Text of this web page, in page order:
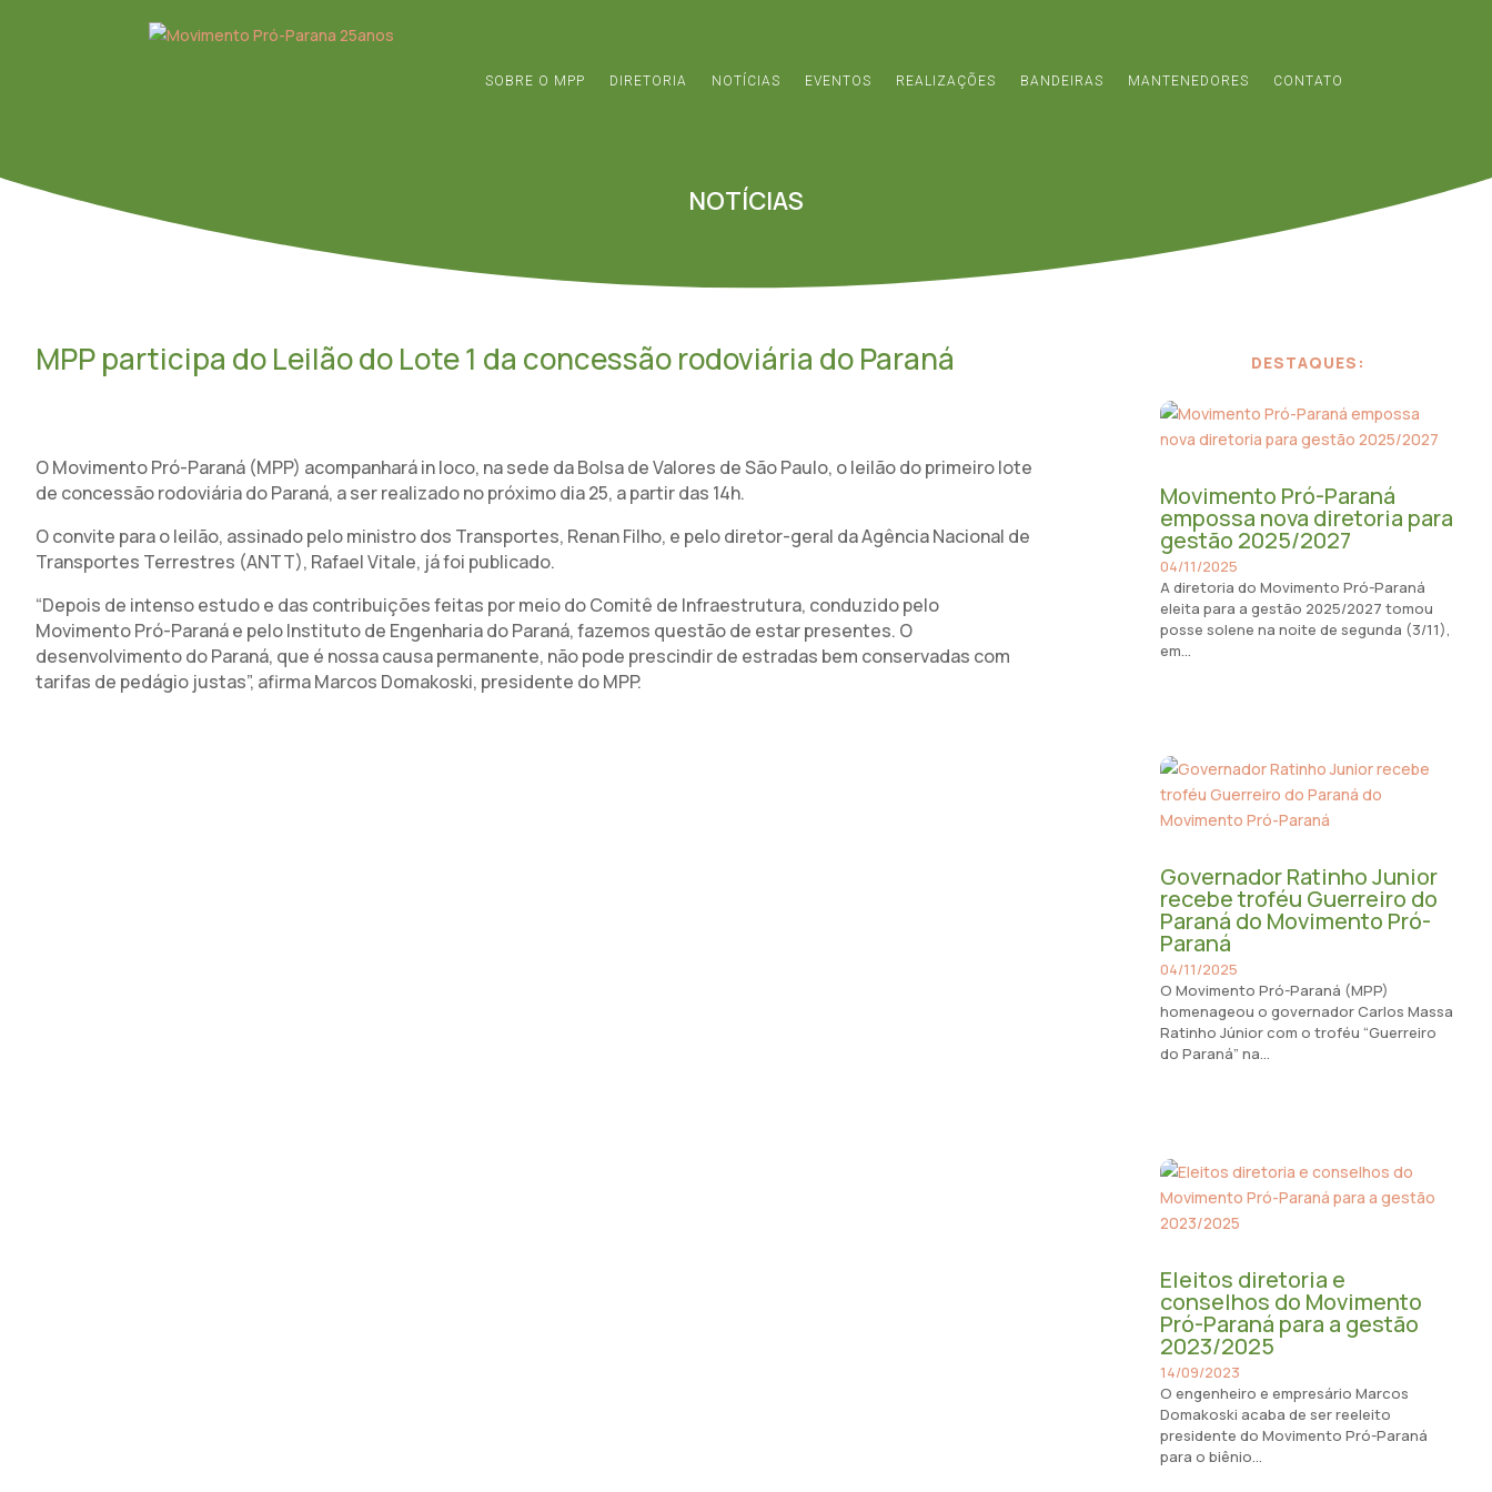
SOBRE O MPP DIRETORIA NOTÍCIAS EVENTOS REALIZAÇÕES BANDEIRAS MANTENEDORES CONTATO
NOTÍCIAS
MPP participa do Leilão do Lote 1 da concessão rodoviária do Paraná
O Movimento Pró-Paraná (MPP) acompanhará in loco, na sede da Bolsa de Valores de São Paulo, o leilão do primeiro lote
de concessão rodoviária do Paraná, a ser realizado no próximo dia 25, a partir das 14h.
O convite para o leilão, assinado pelo ministro dos Transportes, Renan Filho, e pelo diretor-geral da Agência Nacional de
Transportes Terrestres (ANTT), Rafael Vitale, já foi publicado.
“Depois de intenso estudo e das contribuições feitas por meio do Comitê de Infraestrutura, conduzido pelo
Movimento Pró-Paraná e pelo Instituto de Engenharia do Paraná, fazemos questão de estar presentes. O
desenvolvimento do Paraná, que é nossa causa permanente, não pode prescindir de estradas bem conservadas com
tarifas de pedágio justas”, afirma Marcos Domakoski, presidente do MPP.
DESTAQUES:
Movimento Pró-Paraná
empossa nova diretoria para
gestão 2025/2027
04/11/2025
A diretoria do Movimento Pró-Paraná
eleita para a gestão 2025/2027 tomou
posse solene na noite de segunda (3/11),
em...
Governador Ratinho Junior
recebe troféu Guerreiro do
Paraná do Movimento Pró-
Paraná
04/11/2025
O Movimento Pró-Paraná (MPP)
homenageou o governador Carlos Massa
Ratinho Júnior com o troféu “Guerreiro
do Paraná” na...
Eleitos diretoria e
conselhos do Movimento
Pró-Paraná para a gestão
2023/2025
14/09/2023
O engenheiro e empresário Marcos
Domakoski acaba de ser reeleito
presidente do Movimento Pró-Paraná
para o biênio...